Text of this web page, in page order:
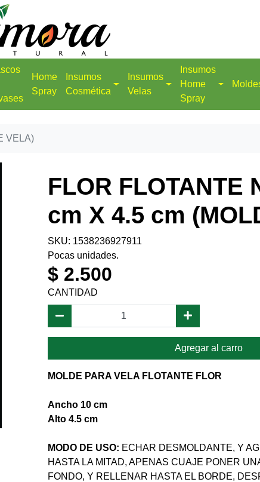
Home
Spray
Insumos
Cosmética
Insumos
Velas
Insumos
Home
Spray
VELA)
FLOR FLOTANTE
cm X 4.5 cm
SKU: 1538236927911
Pocas unidades.
$ 2.500
CANTIDAD
Agregar al carro
MOLDE PARA VELA FLOTANTE FLOR
Ancho 10 cm
Alto 4.5 cm
MODO DE USO: ECHAR DESMOLDANTE, Y
HASTA LA MITAD, APENAS CUAJE PONER
FONDO, Y RELLENAR HASTA EL BORDE,